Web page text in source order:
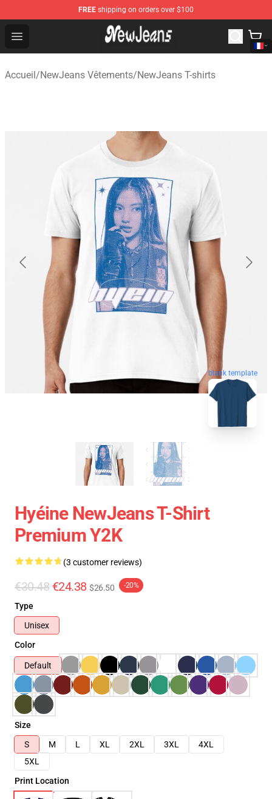
FREE shipping on orders over $100
Open menu
NewJeans Store - Official NewJeans Merchandise Shop
Accueil/NewJeans Vêtements/NewJeans T-shirts
blank template
Hyéine NewJeans T-Shirt
Premium Y2K
(3 customer reviews)
€30.48 €24.38 $26.50 -20%
Type
Unisex
Color
Default
Size
S
M L XL 2XL 3XL
4XL
5XL
Print Location